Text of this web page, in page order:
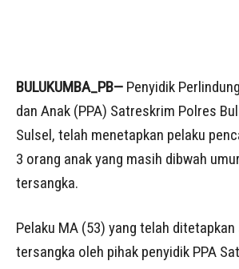
BULUKUMBA_PB— Penyidik
dan Anak (PPA) Satreskrim Polres
Sulsel, telah menetapkan pelaku
3 orang anak yang masih dibwah
tersangka.
Pelaku MA (53) yang telah ditetapkan
tersangka oleh pihak penyidik PPA